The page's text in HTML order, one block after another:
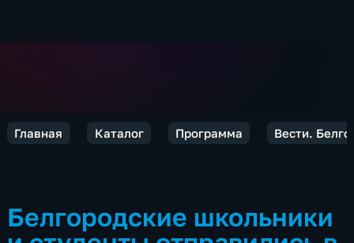
Главная Каталог Программа Вести.
Белгородские школьники